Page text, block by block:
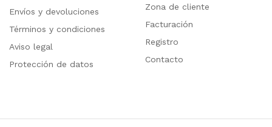
Envíos y devoluciones
Términos y condiciones
Aviso legal
Protección de datos
Zona de cliente
Facturación
Registro
Contacto